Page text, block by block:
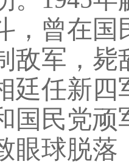
，曾在
敌军，
廷任新
国民党
眼球脱落